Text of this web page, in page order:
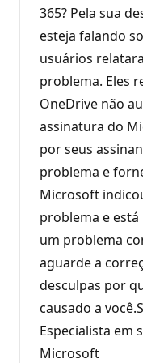
365? Pela sua
esteja falando
usuários
problema. Eles
OneDrive não
assinatura do
por seus
problema e
Microsoft
problema e
um problema
aguarde a
desculpas por
causado a
Especialista em
Microsoft